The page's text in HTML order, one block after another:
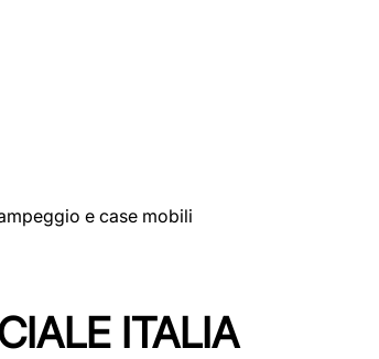
e case mobili
ITALIA